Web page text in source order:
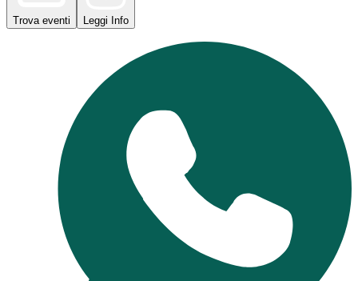
Trova eventi Leggi Info